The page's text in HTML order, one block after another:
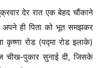
देर रात एक बेहद चौंकाने
ही पिता को भूत समझकर
कृष्णा रोड (पद्मा रोड इलाके)
पुकार सुनाई दी, जिसके